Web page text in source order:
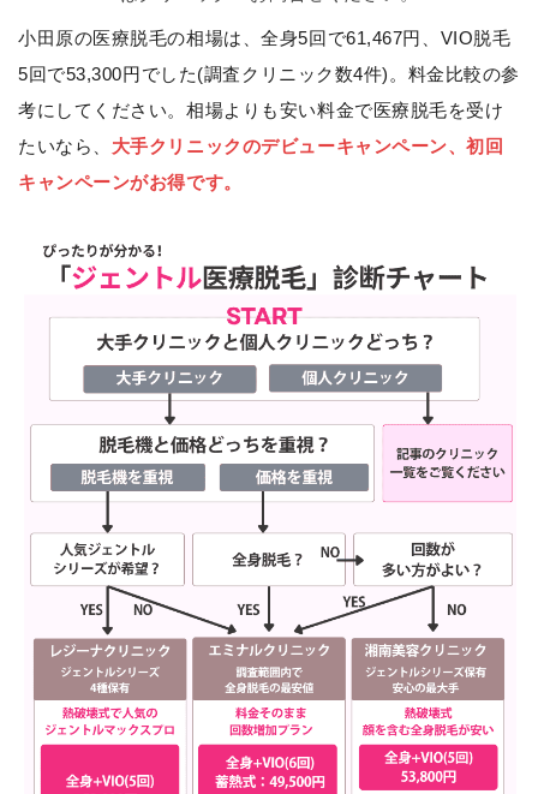
小田原の医療脱毛の相場は、全身5回で61,467円、VIO脱毛
5回で53,300円でした(調査クリニック数4件)。料金比較の参
考にしてください。相場よりも安い料金で医療脱毛を受け
たいなら、 大手クリニックのデビューキャンペーン、初回
キャンペーンがお得です。